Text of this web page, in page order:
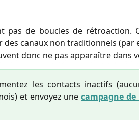
pas de boucles de rétroaction.
canaux non traditionnels (par
donc ne pas apparaître dans
les contacts inactifs
et envoyez une campagne